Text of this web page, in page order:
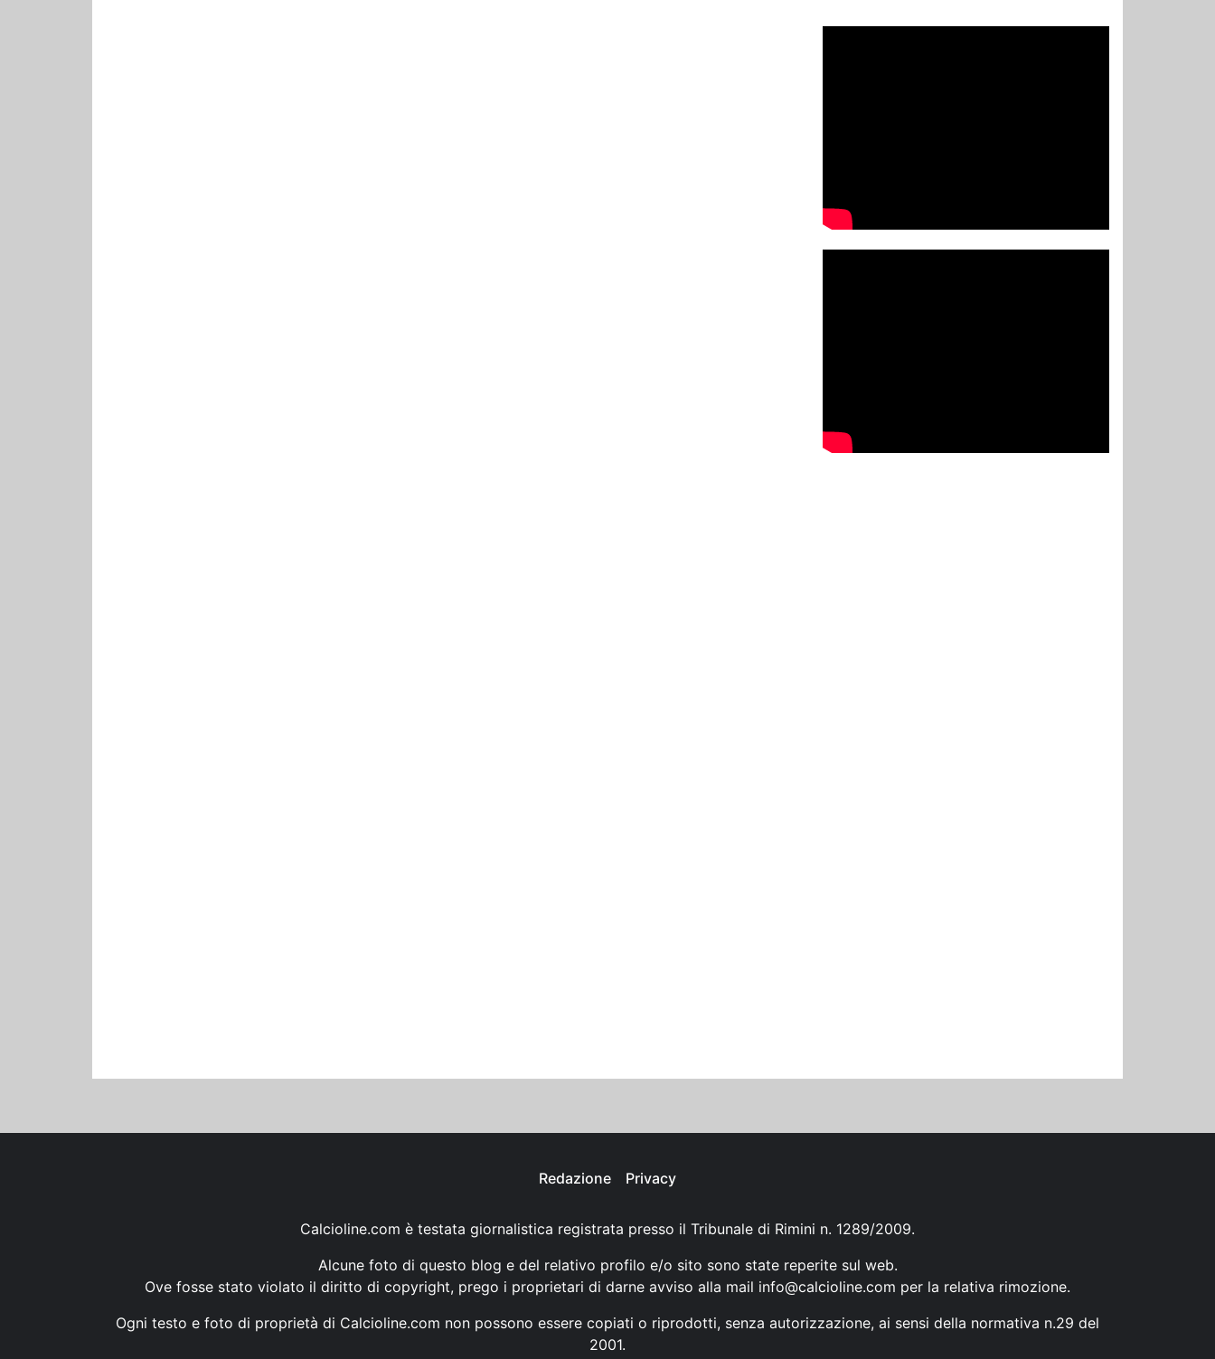
Redazione Privacy
Calcioline.com è testata giornalistica registrata presso il Tribunale di Rimini n. 1289/2009.
Alcune foto di questo blog e del relativo profilo e/o sito sono state reperite sul web.
Ove fosse stato violato il diritto di copyright, prego i proprietari di darne avviso alla mail info@calcioline.com per la relativa rimozione.
Ogni testo e foto di proprietà di Calcioline.com non possono essere copiati o riprodotti, senza autorizzazione, ai sensi della normativa n.29 del
2001.